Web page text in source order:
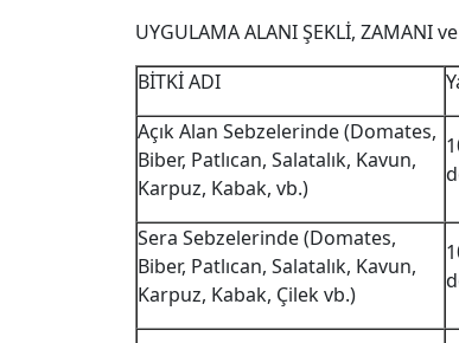
UYGULAMA ALANI ŞEKLİ, ZAMANI
BİTKİ ADI
Açık Alan Sebzelerinde (Domates,
Biber, Patlıcan, Salatalık, Kavun,
Karpuz, Kabak, vb.)
Sera Sebzelerinde (Domates,
Biber, Patlıcan, Salatalık, Kavun,
Karpuz, Kabak, Çilek vb.)